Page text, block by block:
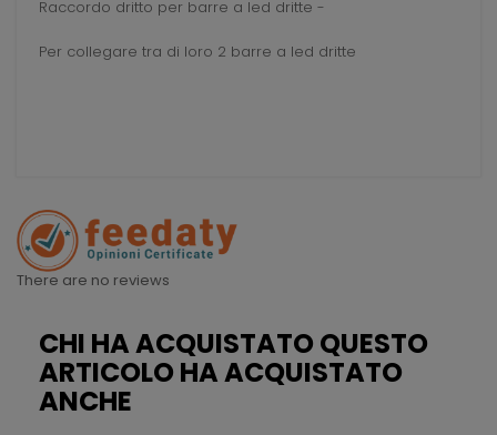
Raccordo dritto per barre a led dritte -
Per collegare tra di loro 2 barre a led dritte
There are no reviews
CHI HA ACQUISTATO QUESTO
ARTICOLO HA ACQUISTATO
ANCHE